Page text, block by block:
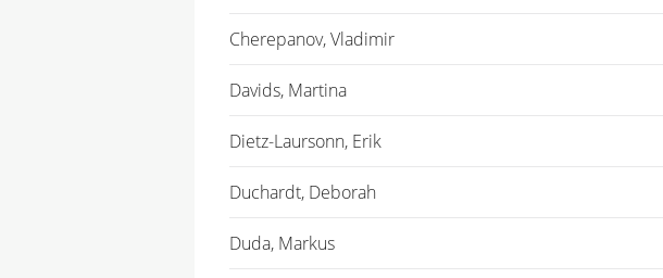
Cherepanov, Vladimir
Davids, Martina
Dietz-Laursonn, Erik
Duchardt, Deborah
Duda, Markus